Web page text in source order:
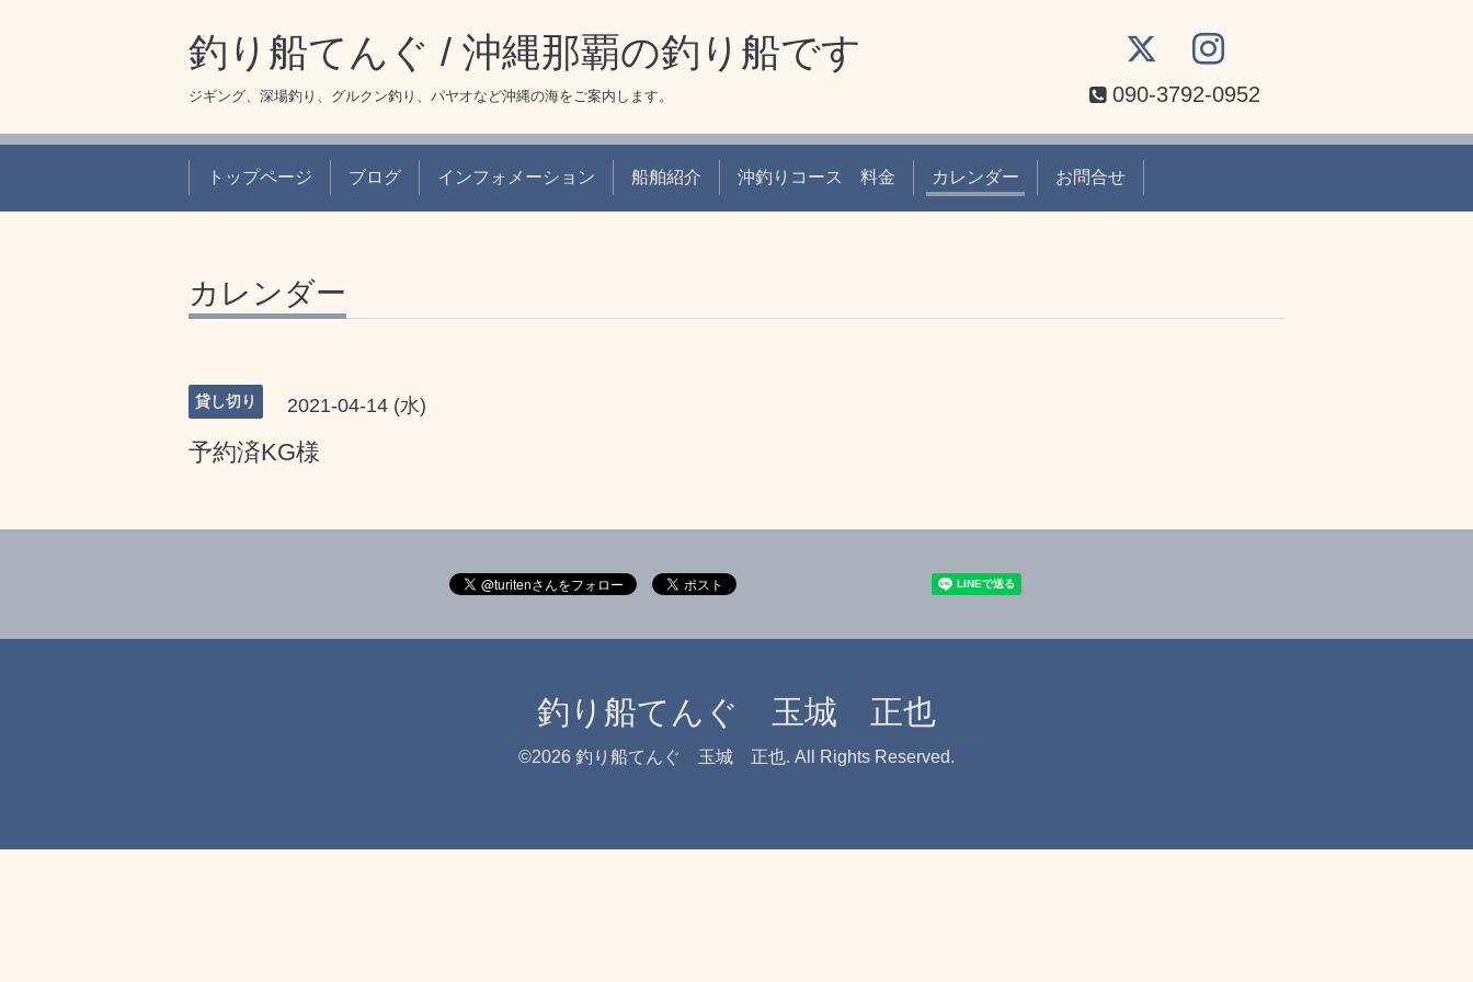
釣り船てんぐ / 沖縄那覇の釣り船です
ジギング、深場釣り、グルクン釣り、パヤオなど沖縄の海をご案内します。 090-3792-0952
トップページ ブログ インフォメーション 船舶紹介 沖釣りコース 料金 カレンダー お問合せ
カレンダー
貸し切り 2021-04-14 (水)
予約済KG様
釣り船てんぐ 玉城 正也
©2026 釣り船てんぐ 玉城 正也. All Rights Reserved.